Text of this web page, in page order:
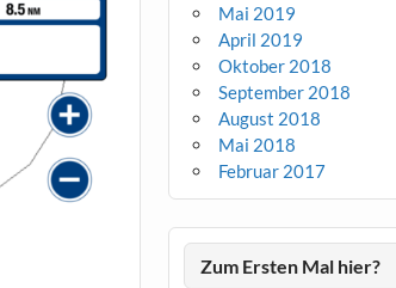
Mai 2019
April 2019
Oktober 2018
September 2018
August 2018
Mai 2018
Februar 2017
Zum Ersten Mal hier?